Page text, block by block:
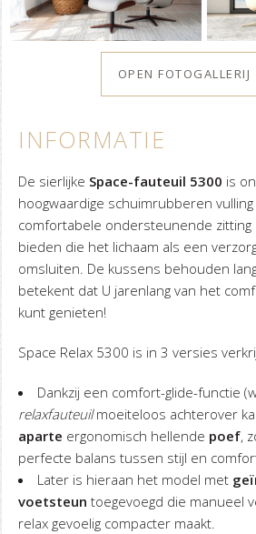
OPEN FOTOGALLERIJ
INFORMATIE
De sierlijke Space-fauteuil 5300 is
hoogwaardige schuimrubberen vulling
comfortabele ondersteunende zitting
bieden die het lichaam als een
omsluiten. De kussens behouden
betekent dat U jarenlang van het
kunt genieten!
Space Relax 5300 is in 3 versies
Dankzij een comfort-glide-functie
relaxfauteuilmoeiteloos achterover
aparte ergonomisch hellende poef,
perfecte balans tussen stijl en
Later is hieraan het model met
voetsteun toegevoegd die manueel
relax gevoelig compacter maakt.